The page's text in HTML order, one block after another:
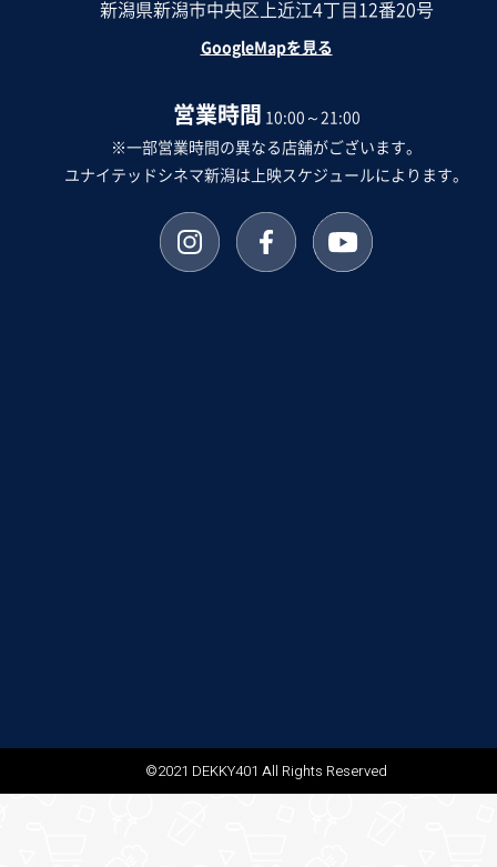
新潟県新潟市中央区上近江4丁目12番20号
GoogleMapを見る
営業時間 10:00～21:00
※一部営業時間の異なる店舗がございます。
ユナイテッドシネマ新潟は上映スケジュールによります。
©2021 DEKKY401 All Rights Reserved